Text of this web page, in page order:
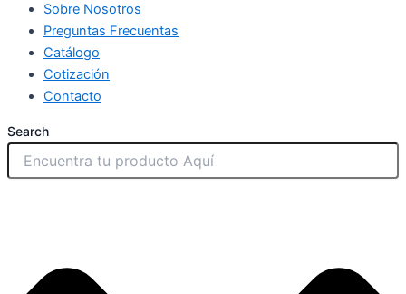
Sobre Nosotros
Preguntas Frecuentas
Catálogo
Cotización
Contacto
Search